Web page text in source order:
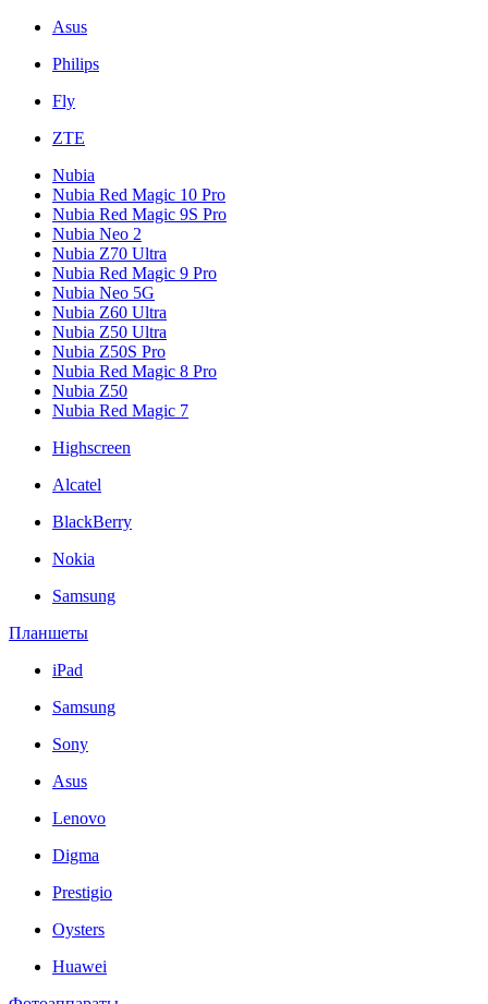
Asus
Philips
Fly
ZTE
Nubia
Nubia Red Magic 10 Pro
Nubia Red Magic 9S Pro
Nubia Neo 2
Nubia Z70 Ultra
Nubia Red Magic 9 Pro
Nubia Neo 5G
Nubia Z60 Ultra
Nubia Z50 Ultra
Nubia Z50S Pro
Nubia Red Magic 8 Pro
Nubia Z50
Nubia Red Magic 7
Highscreen
Alcatel
BlackBerry
Nokia
Samsung
Планшеты
iPad
Samsung
Sony
Asus
Lenovo
Digma
Prestigio
Oysters
Huawei